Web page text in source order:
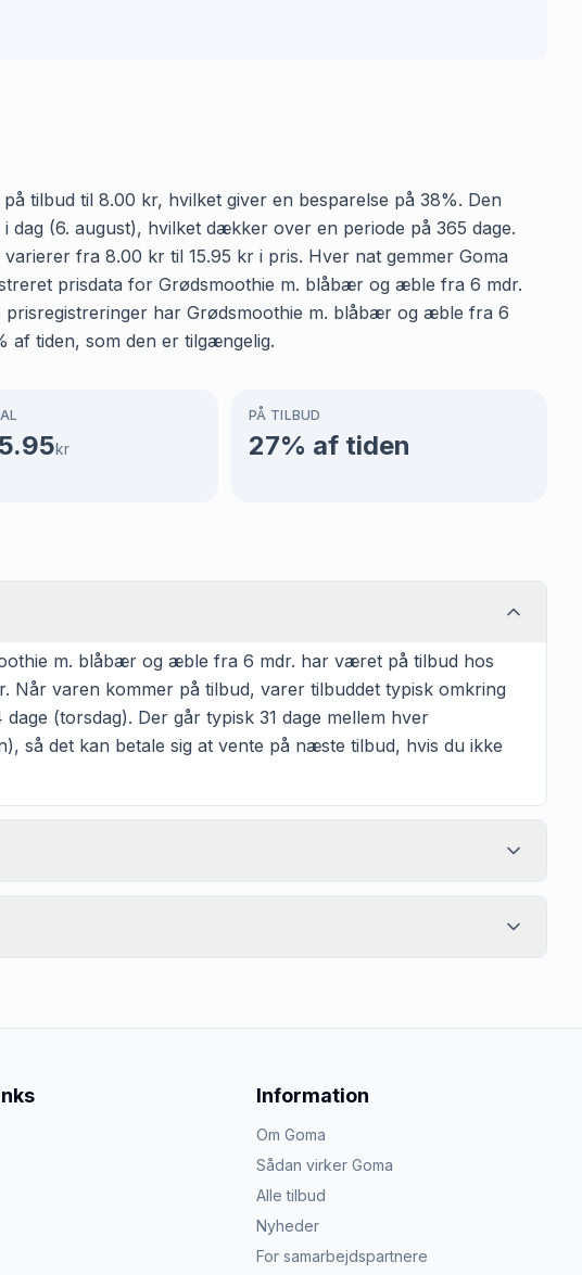
tilbud til 8.00 kr, hvilket giver en besparelse på 38%. Den
(6. august), hvilket dækker over en periode på 365 dage.
fra 8.00 kr til 15.95 kr i pris. Hver nat gemmer Goma
prisdata for Grødsmoothie m. blåbær og æble fra 6 mdr.
prisregistreringer har Grødsmoothie m. blåbær og æble fra 6
af tiden, som den er tilgængelig.
kr
PÅ TILBUD
27% af tiden
m. blåbær og æble fra 6 mdr. har været på tilbud hos
Når varen kommer på tilbud, varer tilbuddet typisk omkring
(torsdag). Der går typisk 31 dage mellem hver
så det kan betale sig at vente på næste tilbud, hvis du ikke
Information
Om Goma
Sådan virker Goma
Alle tilbud
Nyheder
For samarbejdspartnere